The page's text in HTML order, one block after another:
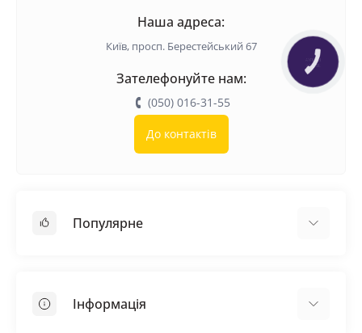
Наша адреса:
Київ, просп. Берестейський 67
Зателефонуйте нам:
(050) 016-31-55
До контактів
Популярне
Самовирівнююча суміш
Інформація
КНОПКА
ЗВ'ЯЗКУ